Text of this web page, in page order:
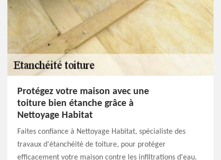
Protégez votre maison avec une
toiture bien étanche grâce à
Nettoyage Habitat
Faites confiance à Nettoyage Habitat, spécialiste des
travaux d'étanchéité de toiture, pour protéger
efficacement votre maison contre les infiltrations d'eau.